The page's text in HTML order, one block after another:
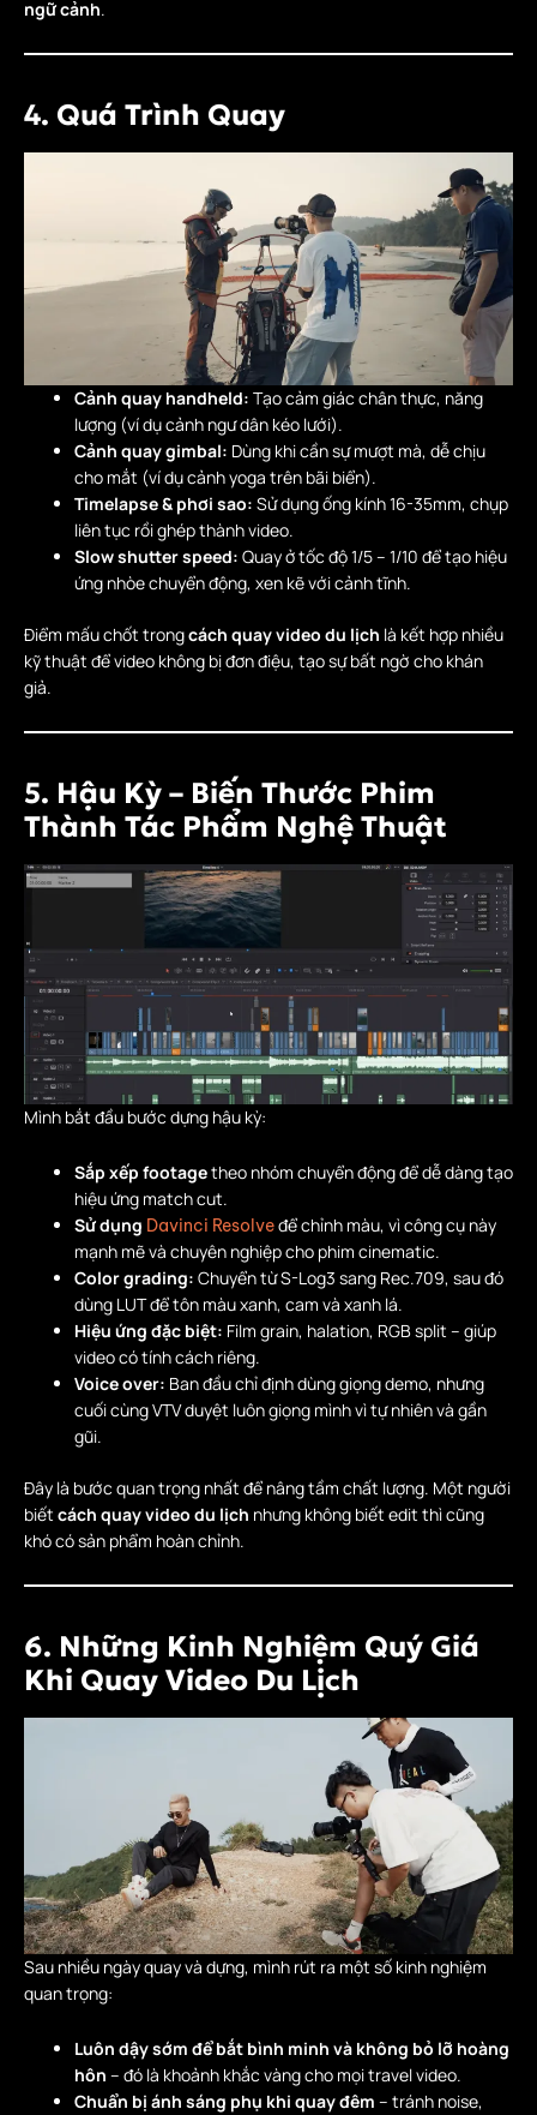
ngữ cảnh.
4. Quá Trình Quay
Cảnh quay handheld: Tạo cảm giác chân thực, năng
lượng (ví dụ cảnh ngư dân kéo lưới).
Cảnh quay gimbal: Dùng khi cần sự mượt mà, dễ chịu
cho mắt (ví dụ cảnh yoga trên bãi biển).
Timelapse & phơi sao: Sử dụng ống kính 16-35mm, chụp
liên tục rồi ghép thành video.
Slow shutter speed: Quay ở tốc độ 1/5 – 1/10 để tạo hiệu
ứng nhòe chuyển động, xen kẽ với cảnh tĩnh.
Điểm mấu chốt trongcách quay video du lịch là kết hợp nhiều
kỹ thuật để video không bị đơn điệu, tạo sự bất ngờ cho khán
giả.
5. Hậu Kỳ – Biến Thước Phim
Thành Tác Phẩm Nghệ Thuật
Mình bắt đầu bước dựng hậu kỳ:
Sắp xếp footagetheo nhóm chuyển động để dễ dàng tạo
hiệu ứng match cut.
Sử dụng Davinci Resolveđể chỉnh màu, vì công cụ này
mạnh mẽ và chuyên nghiệp cho phim cinematic.
Color grading: Chuyển từ S-Log3 sang Rec.709, sau đó
dùng LUT để tôn màu xanh, cam và xanh lá.
Hiệu ứng đặc biệt: Film grain, halation, RGB split – giúp
video có tính cách riêng.
Voice over: Ban đầu chỉ định dùng giọng demo, nhưng
cuối cùng VTV duyệt luôn giọng mình vì tự nhiên và gần
gũi.
Đây là bước quan trọng nhất để nâng tầm chất lượng. Một người
biết cách quay video du lịch nhưng không biết edit thì cũng
khó có sản phẩm hoàn chỉnh.
6. Những Kinh Nghiệm Quý Giá
Khi Quay Video Du Lịch
Sau nhiều ngày quay và dựng, mình rút ra một số kinh nghiệm
quan trọng:
Luôn dậy sớm để bắt bình minh và không bỏ lỡ hoàng
hôn – đó là khoảnh khắc vàng cho mọi travel video.
Chuẩn bị ánh sáng phụ khi quay đêm – tránh noise,